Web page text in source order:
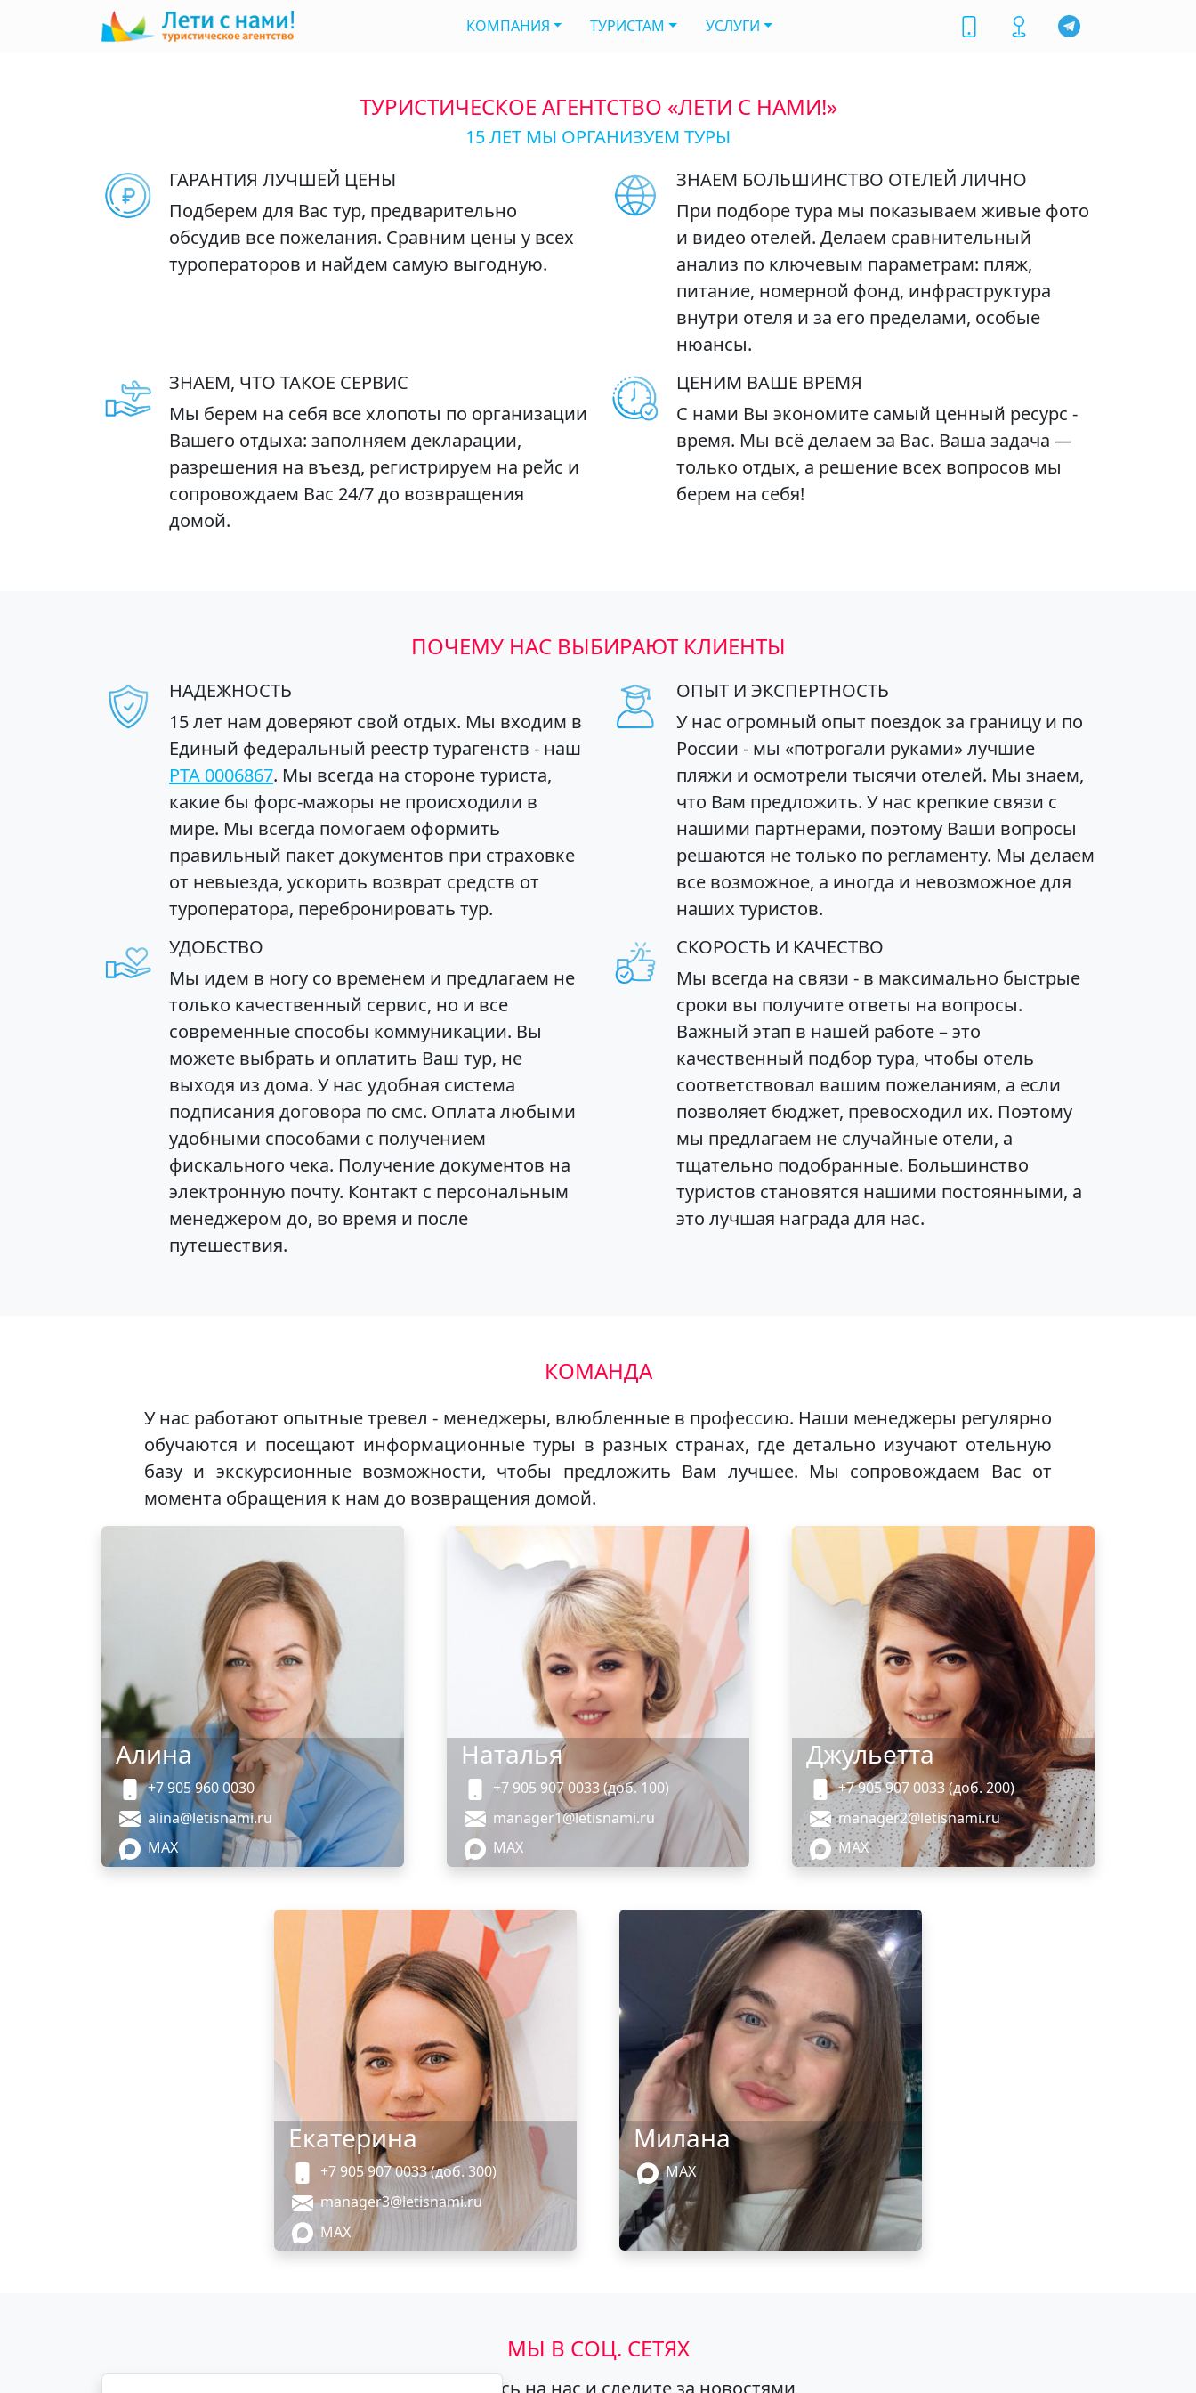
КОМПАНИЯ ТУРИСТАМ УСЛУГИ
ТУРИСТИЧЕСКОЕ АГЕНТСТВО «ЛЕТИ С НАМИ!»
15 ЛЕТ МЫ ОРГАНИЗУЕМ ТУРЫ
ГАРАНТИЯ ЛУЧШЕЙ ЦЕНЫ
Подберем для Вас тур, предварительно
обсудив все пожелания. Сравним цены у всех
туроператоров и найдем самую выгодную.
ЗНАЕМ БОЛЬШИНСТВО ОТЕЛЕЙ ЛИЧНО
При подборе тура мы показываем живые фото
и видео отелей. Делаем сравнительный
анализ по ключевым параметрам: пляж,
питание, номерной фонд, инфраструктура
внутри отеля и за его пределами, особые
нюансы.
ЗНАЕМ, ЧТО ТАКОЕ СЕРВИС
Мы берем на себя все хлопоты по организации
Вашего отдыха: заполняем декларации,
разрешения на въезд, регистрируем на рейс и
сопровождаем Вас 24/7 до возвращения
домой.
ЦЕНИМ ВАШЕ ВРЕМЯ
С нами Вы экономите самый ценный ресурс -
время. Мы всё делаем за Вас. Ваша задача —
только отдых, а решение всех вопросов мы
берем на себя!
ПОЧЕМУ НАС ВЫБИРАЮТ КЛИЕНТЫ
НАДЕЖНОСТЬ
15 лет нам доверяют свой отдых. Мы входим в
Единый федеральный реестр турагенств - наш
РТА 0006867. Мы всегда на стороне туриста,
какие бы форс-мажоры не происходили в
мире. Мы всегда помогаем оформить
правильный пакет документов при страховке
от невыезда, ускорить возврат средств от
туроператора, перебронировать тур.
ОПЫТ И ЭКСПЕРТНОСТЬ
У нас огромный опыт поездок за границу и по
России - мы «потрогали руками» лучшие
пляжи и осмотрели тысячи отелей. Мы знаем,
что Вам предложить. У нас крепкие связи с
нашими партнерами, поэтому Ваши вопросы
решаются не только по регламенту. Мы делаем
все возможное, а иногда и невозможное для
наших туристов.
УДОБСТВО
Мы идем в ногу со временем и предлагаем не
только качественный сервис, но и все
современные способы коммуникации. Вы
можете выбрать и оплатить Ваш тур, не
выходя из дома. У нас удобная система
подписания договора по смс. Оплата любыми
удобными способами с получением
фискального чека. Получение документов на
электронную почту. Контакт с персональным
менеджером до, во время и после
путешествия.
СКОРОСТЬ И КАЧЕСТВО
Мы всегда на связи - в максимально быстрые
сроки вы получите ответы на вопросы.
Важный этап в нашей работе – это
качественный подбор тура, чтобы отель
соответствовал вашим пожеланиям, а если
позволяет бюджет, превосходил их. Поэтому
мы предлагаем не случайные отели, а
тщательно подобранные. Большинство
туристов становятся нашими постоянными, а
это лучшая награда для нас.
КОМАНДА
У нас работают опытные тревел - менеджеры, влюбленные в профессию. Наши менеджеры регулярно
обучаются и посещают информационные туры в разных странах, где детально изучают отельную
базу и экскурсионные возможности, чтобы предложить Вам лучшее. Мы сопровождаем Вас от
момента обращения к нам до возвращения домой.
Алина
+7 905 960 0030
alina@letisnami.ru
MAX
Наталья
+7 905 907 0033 (доб. 100)
manager1@letisnami.ru
MAX
Джульетта
+7 905 907 0033 (доб. 200)
manager2@letisnami.ru
MAX
Екатерина
+7 905 907 0033 (доб. 300)
manager3@letisnami.ru
MAX
Милана
MAX
МЫ В СОЦ. СЕТЯХ